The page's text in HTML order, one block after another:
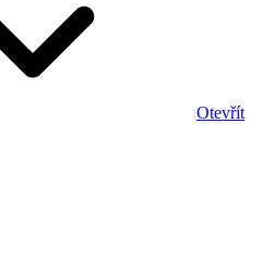
Otevřít